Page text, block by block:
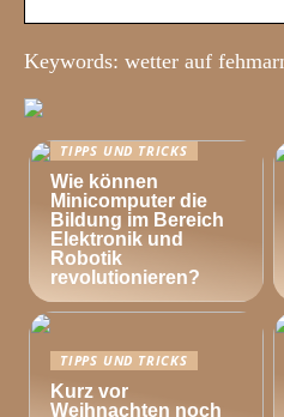
Keywords: wetter auf
TIPPS UND TRICKS
Wie können
Minicomputer die
Bildung im Bereich
Elektronik und
Robotik
revolutionieren?
TIPPS UND TRICKS
Kurz vor
Weihnachten noch